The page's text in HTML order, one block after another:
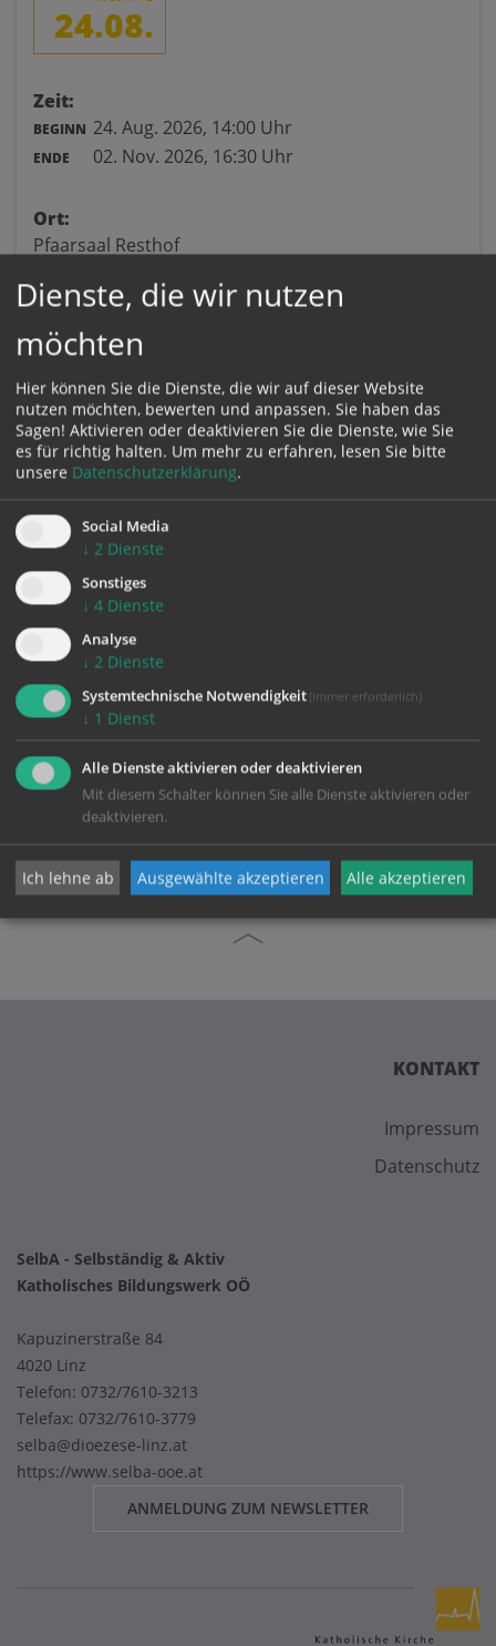
24.08.
Zeit:
BEGINN 24. Aug. 2026, 14:00 Uhr
ENDE 02. Nov. 2026, 16:30 Uhr
Ort:
Pfaarsaal Resthof
4400 Steyr
VeranstalterIn:
Steyr, SelbA
Kontakt:
T:0732 / 7610-3213
E:selba@dioezese-linz.at
Karte:
die Seite neu, um diesen Inhalt sehen zu können.
KONTAKT
Impressum
Datenschutz
SelbA - Selbständig & Aktiv
Katholisches Bildungswerk OÖ
Kapuzinerstraße 84
4020 Linz
Telefon: 0732/7610-3213
Telefax: 0732/7610-3779
selba@dioezese-linz.at
https://www.selba-ooe.at
ANMELDUNG ZUM NEWSLETTER
Dienste, die wir nutzen
möchten
Hier können Sie die Dienste, die wir auf dieser Website
nutzen möchten, bewerten und anpassen. Sie haben das
Sagen! Aktivieren oder deaktivieren Sie die Dienste, wie Sie
es für richtig halten. Um mehr zu erfahren, lesen Sie bitte
unsere Datenschutzerklärung.
Social Media
↓ 2 Dienste
Sonstiges
↓ 4 Dienste
Analyse
↓ 2 Dienste
Systemtechnische Notwendigkeit (immer erforderlich)
↓ 1 Dienst
Alle Dienste aktivieren oder deaktivieren
Mit diesem Schalter können Sie alle Dienste aktivieren oder
deaktivieren.
Ich lehne ab Ausgewählte akzeptieren Alle akzeptieren